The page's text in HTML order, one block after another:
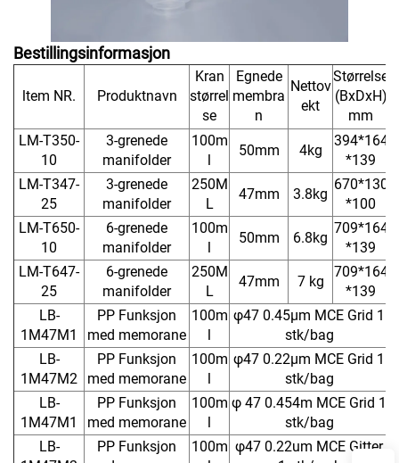
Bestillingsinformasjon
ltem NR. Produktnavn
Kran
størrel
se
Egnede
membra
n
Nettov
ekt
Størrelse
(BxDxH)
mm
LM-T350-
10
3-grenede
manifolder
100m
l
50mm 4kg
394*164
*139
LM-T347-
25
3-grenede
manifolder
250M
L
47mm 3.8kg
670*130
*100
LM-T650-
10
6-grenede
manifolder
100m
l
50mm 6.8kg
709*164
*139
LM-T647-
25
6-grenede
manifolder
250M
L
47mm 7 kg
709*164
*139
LB-
1M47M1
PP Funksjon
med memorane
100m
l
φ47 0.45μm MCE Grid 1
stk/bag
LB-
1M47M2
PP Funksjon
med memorane
100m
l
φ47 0.22μm MCE Grid 1
stk/bag
LB-
1M47M1
PP Funksjon
med memorane
100m
l
φ 47 0.454m MCE Grid 1
stk/bag
LB-
PP Funksjon
100m φ47 0.22um MCE Gitter